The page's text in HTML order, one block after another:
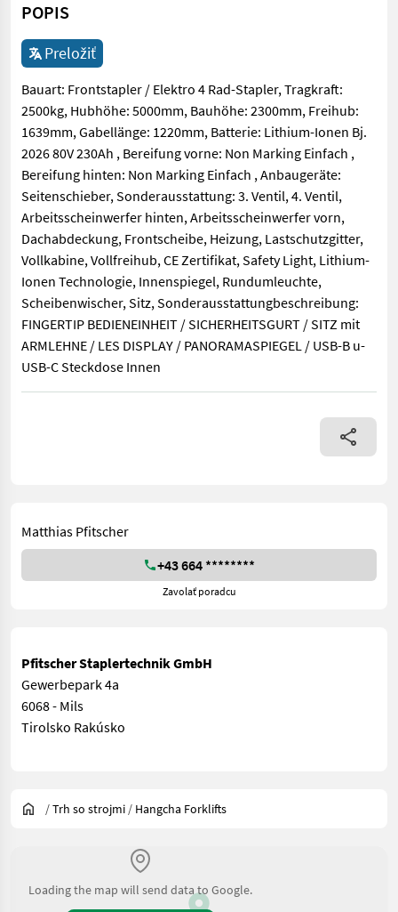
POPIS
Preložiť
Bauart: Frontstapler / Elektro 4 Rad-Stapler, Tragkraft:
2500kg, Hubhöhe: 5000mm, Bauhöhe: 2300mm, Freihub:
1639mm, Gabellänge: 1220mm, Batterie: Lithium-Ionen Bj.
2026 80V 230Ah , Bereifung vorne: Non Marking Einfach ,
Bereifung hinten: Non Marking Einfach , Anbaugeräte:
Seitenschieber, Sonderausstattung: 3. Ventil, 4. Ventil,
Arbeitsscheinwerfer hinten, Arbeitsscheinwerfer vorn,
Dachabdeckung, Frontscheibe, Heizung, Lastschutzgitter,
Vollkabine, Vollfreihub, CE Zertifikat, Safety Light, Lithium-
Ionen Technologie, Innenspiegel, Rundumleuchte,
Scheibenwischer, Sitz, Sonderausstattungbeschreibung:
FINGERTIP BEDIENEINHEIT / SICHERHEITSGURT / SITZ mit
ARMLEHNE / LES DISPLAY / PANORAMASPIEGEL / USB-B u-
USB-C Steckdose Innen
Bauart: Frontstapler / Elektro 4 Rad-Stapler, Tragkraft: 2500kg,
Matthias Pfitscher
+43 664 ********
Zavolať poradcu
Pfitscher Staplertechnik GmbH
Gewerbepark 4a
6068 - Mils
Tirolsko Rakúsko
/Trh so strojmi / Hangcha Forklifts
Loading the map will send data to Google.